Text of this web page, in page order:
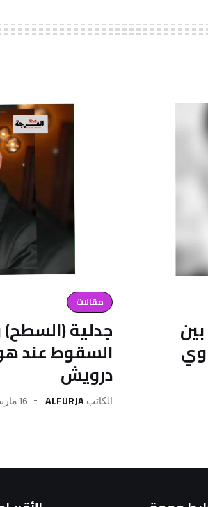
جدلية (السطح) و
السقوط عند هوشنك
ALFURJA 16 مارس، 2026 0 تعليقات